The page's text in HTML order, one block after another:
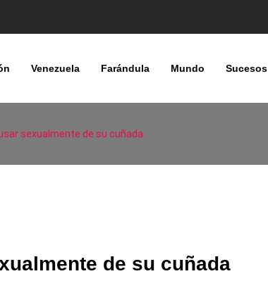
Venezuela Farándula Mundo Sucesos
sexualmente de su cuñada
de su cuñada